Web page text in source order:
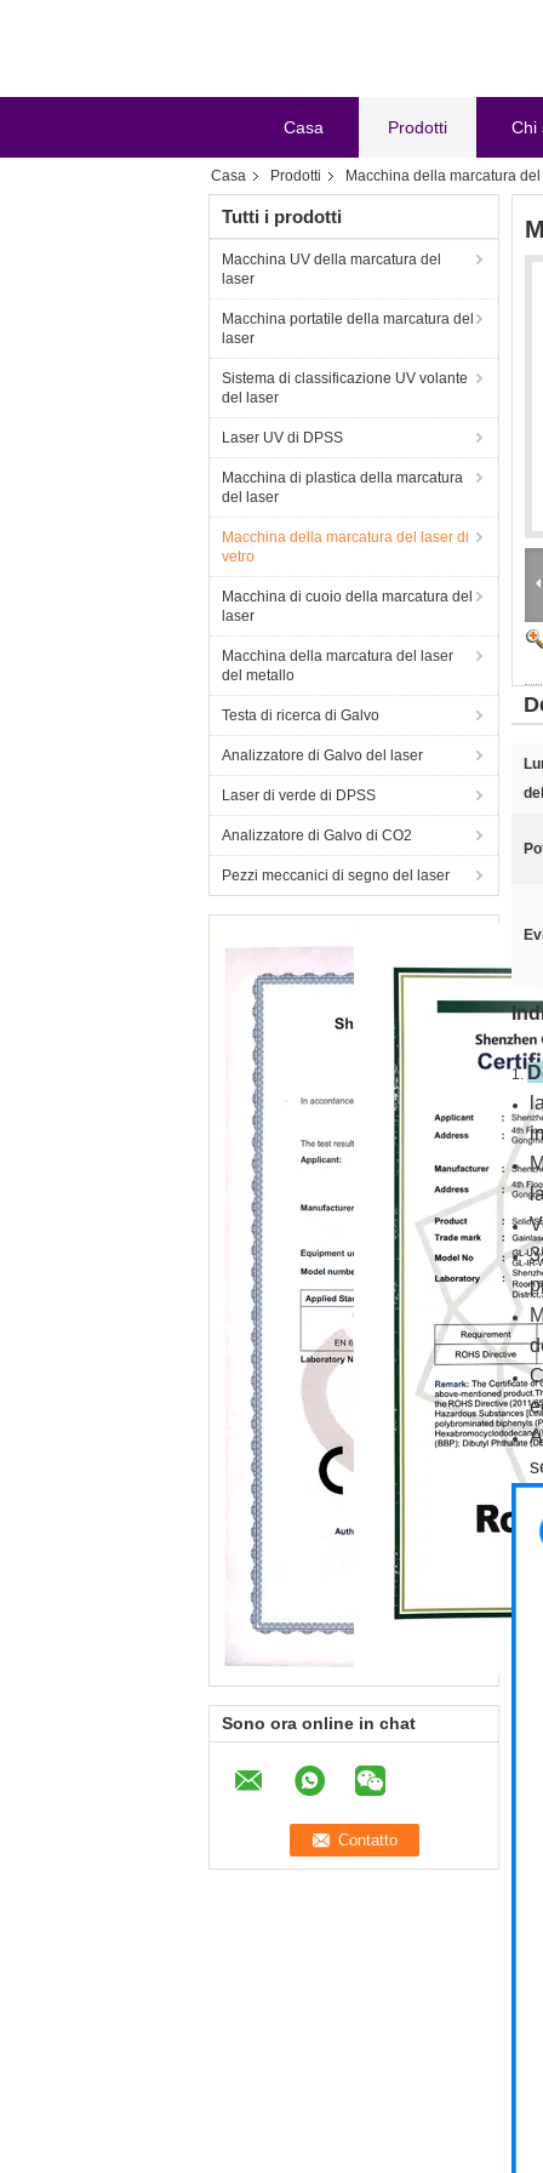
Casa Prodotti Chi
Casa Prodotti Macchina della marcatura
Tutti i prodotti
Macchina UV della marcatura del
laser
Macchina portatile della marcatura del
laser
Sistema di classificazione UV volante
del laser
Laser UV di DPSS
Macchina di plastica della marcatura
del laser
Macchina della marcatura del laser di
vetro
Macchina di cuoio della marcatura del
laser
Macchina della marcatura del laser
del metallo
Testa di ricerca di Galvo
Analizzatore di Galvo del laser
Laser di verde di DPSS
Analizzatore di Galvo di CO2
Pezzi meccanici di segno del laser
Sono ora online in chat
1.